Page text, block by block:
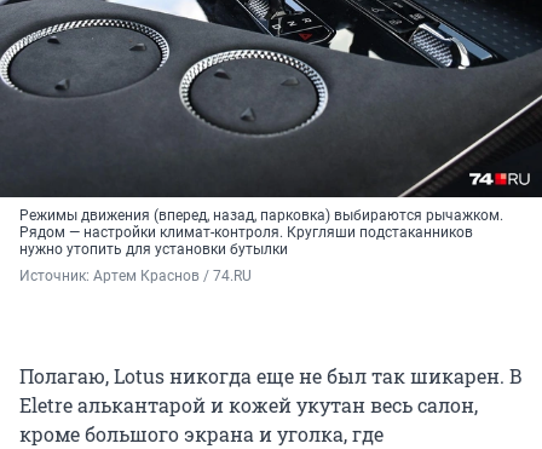
Режимы движения (вперед, назад, парковка) выбираются рычажком.
Рядом — настройки климат-контроля. Кругляши подстаканников
нужно утопить для установки бутылки
Источник: Артем Краснов / 74.RU
Полагаю, Lotus никогда еще не был так шикарен. В
Eletre алькантарой и кожей укутан весь салон,
кроме большого экрана и уголка, где